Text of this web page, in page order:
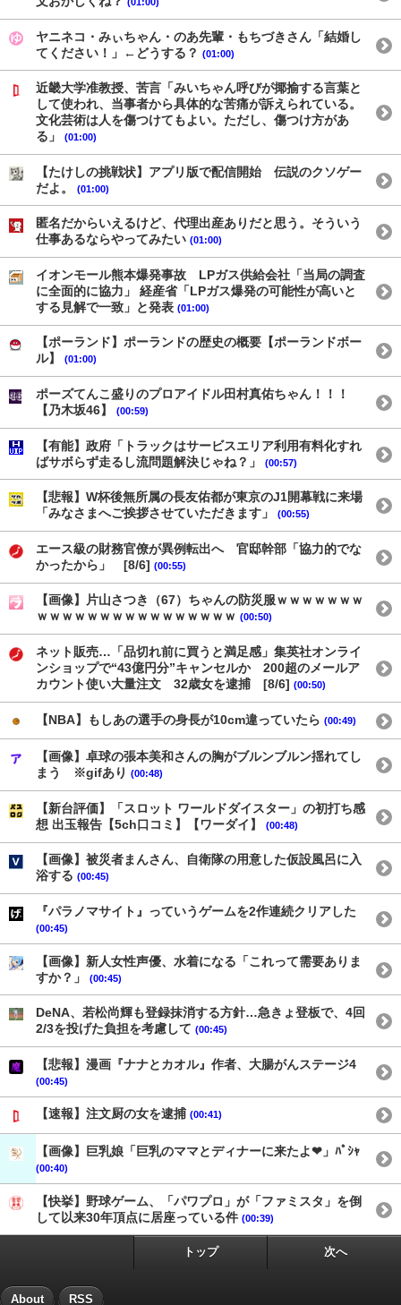
ヤニネコ・みぃちゃん・のあ先輩・もちづきさん「結婚し
てください！」←どうする？ (01:00)
近畿大学准教授、苦言「みいちゃん呼びが揶揄する言葉と
して使われ、当事者から具体的な苦痛が訴えられている。
文化芸術は人を傷つけてもよい。ただし、傷つけ方があ
る」
(01:00)
【たけしの挑戦状】アプリ版で配信開始 伝説のクソゲー
だよ。
(01:00)
匿名だからいえるけど、代理出産ありだと思う。そういう
仕事あるならやってみたい (01:00)
イオンモール熊本爆発事故 LPガス供給会社「当局の調査
に全面的に協力」 経産省「LPガス爆発の可能性が高いと
する見解で一致」と発表 (01:00)
【ポーランド】ポーランドの歴史の概要【ポーランドボー
ル】
(01:00)
ポーズてんこ盛りのプロアイドル田村真佑ちゃん！！！
【乃木坂46】
(00:59)
【有能】政府「トラックはサービスエリア利用有料化すれ
ばサボらず走るし流問題解決じゃね？」
(00:57)
【悲報】W杯後無所属の長友佑都が東京のJ1開幕戦に来場
「みなさまへご挨拶させていただきます」
(00:55)
エース級の財務官僚が異例転出へ 官邸幹部「協力的でな
かったから」 [8/6] (00:55)
【画像】片山さつき（67）ちゃんの防災服ｗｗｗｗｗｗｗ
ｗｗｗｗｗｗｗｗｗｗｗｗｗｗｗｗ (00:50)
ネット販売…「品切れ前に買うと満足感」集英社オンライ
ンショップで“43億円分”キャンセルか 200超のメールア
カウント使い大量注文 32歳女を逮捕 [8/6] (00:50)
【NBA】もしあの選手の身長が10cm違っていたら (00:49)
【画像】卓球の張本美和さんの胸がブルンブルン揺れてし
まう ※gifあり (00:48)
【新台評価】「スロット ワールドダイスター」の初打ち感
想 出玉報告【5ch口コミ】【ワーダイ】
(00:48)
【画像】被災者まんさん、自衛隊の用意した仮設風呂に入
浴する (00:45)
『パラノマサイト』っていうゲームを2作連続クリアした
(00:45)
【画像】新人女性声優、水着になる「これって需要ありま
すか？」
(00:45)
DeNA、若松尚輝も登録抹消する方針…急きょ登板で、4回
2/3を投げた負担を考慮して (00:45)
【悲報】漫画『ナナとカオル』作者、大腸がんステージ4
(00:45)
【速報】注文厨の女を逮捕 (00:41)
【画像】巨乳娘「巨乳のママとディナーに来たよ❤」ﾊﾟｼｬ
(00:40)
【快挙】野球ゲーム、「パワプロ」が「ファミスタ」を倒
して以来30年頂点に居座っている件 (00:39)
トップ 次へ
About RSS